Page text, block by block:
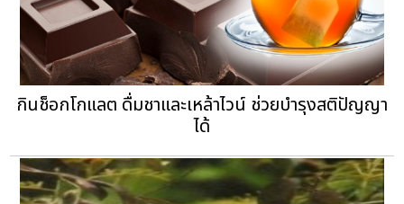
กินช็อกโกแลต ดื่มชาและเหล้าไวน์ ช่วยบำรุงสติปัญญา
ได้